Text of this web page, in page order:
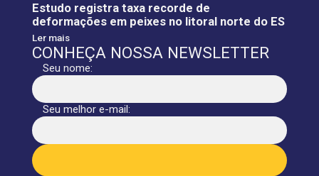
Estudo registra taxa recorde de
deformações em peixes no litoral norte do ES
Ler mais
CONHEÇA NOSSA NEWSLETTER
Seu nome:
Seu melhor e-mail: